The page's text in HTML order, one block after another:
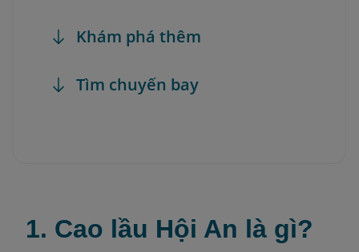
Khám phá thêm
Tìm chuyến bay
1. Cao lầu Hội An là gì?